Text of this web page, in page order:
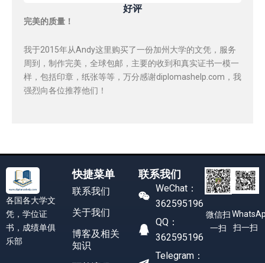
好评
完美的质量！
我于2015年从Andy这里购买了一份加州大学的文凭，服务
周到，制作完美，全球包邮，主要的收到和真实证书一模一
样，包括印章，纸张等等，万分感谢diplomashelp.com，我
强烈向各位推荐他们！
各国各大学文
凭，学位证
书，成绩单俱
乐部
快捷菜单
联系我们
关于我们
博客及相关
知识
联系我们
WeChat：
362595196
QQ：
362595196
Telegram：
微信扫
一扫
扫一扫